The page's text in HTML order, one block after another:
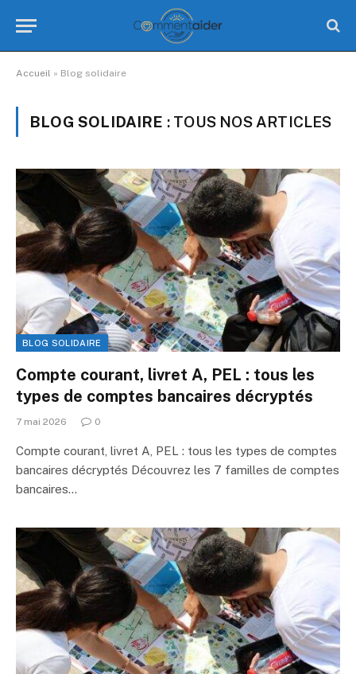
Accueil » Blog solidaire
BLOG SOLIDAIRE : TOUS NOS ARTICLES
BLOG SOLIDAIRE
Compte courant, livret A, PEL : tous les
types de comptes bancaires décryptés
7 mai 2026 0
Compte courant, livret A, PEL : tous les types de comptes
bancaires décryptés Découvrez les 7 familles de comptes
bancaires…